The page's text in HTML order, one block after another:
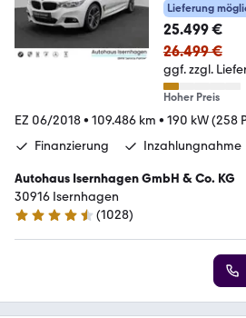
Kamera
Lieferung
25.499 €
26.499 €
ggf. zzgl.
Hoher Preis
EZ 06/2018• 109.486 km • 190 kW (258
Finanzierung
Inzahlungnahme
Autohaus Isernhagen GmbH & Co. KG
30916 Isernhagen
4.5 Sterne
(1028)